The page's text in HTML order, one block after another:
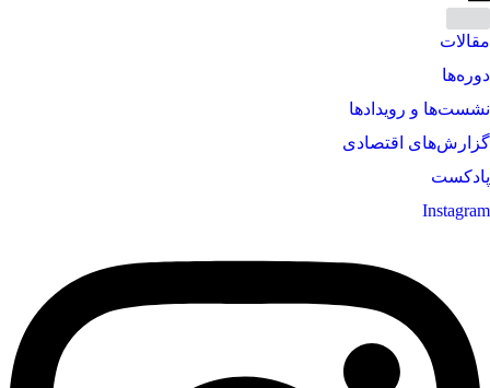
مقالات
دوره‌ها
نشست‌ها و رویدادها
گزارش‌های اقتصادی
پادکست
Instagram